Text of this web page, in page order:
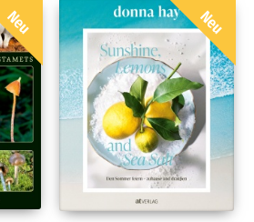
Neu Neu